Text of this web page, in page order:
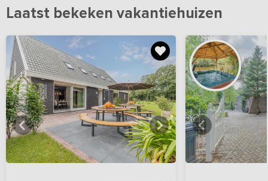
Laatst bekeken vakantiehuizen
Bekijk hieralle foto's Bekijk